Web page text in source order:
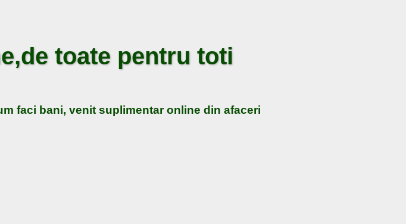
toate pentru toti
faci bani, venit suplimentar online din afaceri